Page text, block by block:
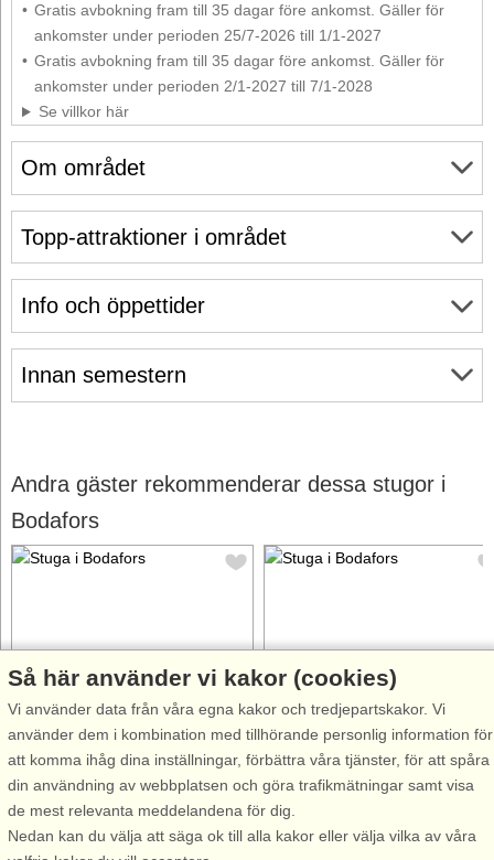
Om området
Info och öppettider
Innan semestern
Gratis avbokning fram till 35 dagar före ankomst. Gäller för
ankomster under perioden 25/7-2026 till 1/1-2027
Gratis avbokning fram till 35 dagar före ankomst. Gäller för
ankomster under perioden 2/1-2027 till 7/1-2028
Se villkor här
Topp-attraktioner i området
Andra gäster rekommenderar dessa stugor i
Bodafors
Stugnr: 65545
Bodafors
4 personer, 60 m²
1,2 km till sjö/hav:.
Här erbjuds ett fräscht och
trivsamt boende – perfekt för
Stugnr: 70927
Bodafors
6 personer, 98 m²
1,5 km till sjö/hav:.
Välkommen till något av det
allra bästa vi har att erbjuda!
Så här använder vi kakor (cookies)
Vi använder data från våra egna kakor och tredjepartskakor. Vi
använder dem i kombination med tillhörande personlig information för
att komma ihåg dina inställningar, förbättra våra tjänster, för att spåra
din användning av webbplatsen och göra trafikmätningar samt visa
de mest relevanta meddelandena för dig.
Nedan kan du välja att säga ok till alla kakor eller välja vilka av våra